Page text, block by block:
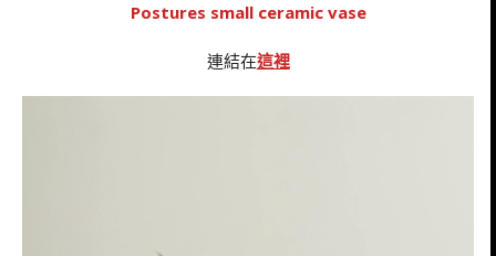
Postures small ceramic vase
連結在這裡